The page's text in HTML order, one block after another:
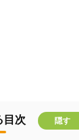
目次 隠す